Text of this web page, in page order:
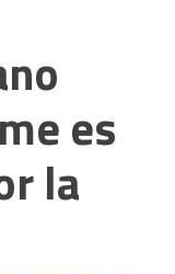
es
la